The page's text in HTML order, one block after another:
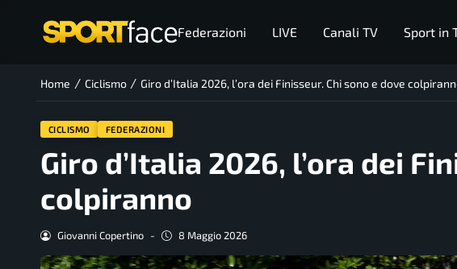
Federazioni LIVE Canali TV Sport in
Home / Ciclismo / Giro d’Italia 2026, l’ora dei Finisseur. Chi sono e dove
CICLISMO FEDERAZIONI
Giro d’Italia 2026, l’ora dei
colpiranno
Giovanni Copertino - 8 Maggio 2026